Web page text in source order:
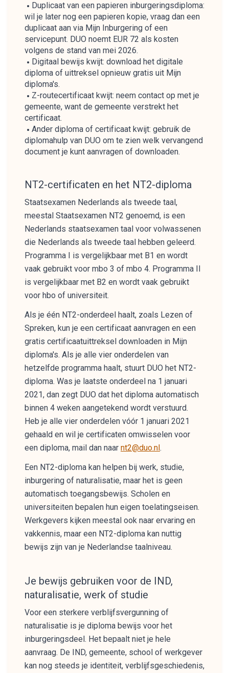
Duplicaat van een papieren inburgeringsdiploma:
wil je later nog een papieren kopie, vraag dan een
duplicaat aan via Mijn Inburgering of een
servicepunt. DUO noemt EUR 72 als kosten
volgens de stand van mei 2026.
Digitaal bewijs kwijt: download het digitale
diploma of uittreksel opnieuw gratis uit Mijn
diploma's.
Z-routecertificaat kwijt: neem contact op met je
gemeente, want de gemeente verstrekt het
certificaat.
Ander diploma of certificaat kwijt: gebruik de
diplomahulp van DUO om te zien welk vervangend
document je kunt aanvragen of downloaden.
NT2-certificaten en het NT2-diploma
Staatsexamen Nederlands als tweede taal,
meestal Staatsexamen NT2 genoemd, is een
Nederlands staatsexamen taal voor volwassenen
die Nederlands als tweede taal hebben geleerd.
Programma I is vergelijkbaar met B1 en wordt
vaak gebruikt voor mbo 3 of mbo 4. Programma II
is vergelijkbaar met B2 en wordt vaak gebruikt
voor hbo of universiteit.
Als je één NT2-onderdeel haalt, zoals Lezen of
Spreken, kun je een certificaat aanvragen en een
gratis certificaatuittreksel downloaden in Mijn
diploma's. Als je alle vier onderdelen van
hetzelfde programma haalt, stuurt DUO het NT2-
diploma. Was je laatste onderdeel na 1 januari
2021, dan zegt DUO dat het diploma automatisch
binnen 4 weken aangetekend wordt verstuurd.
Heb je alle vier onderdelen vóór 1 januari 2021
gehaald en wil je certificaten omwisselen voor
een diploma, mail dan naar nt2@duo.nl.
Een NT2-diploma kan helpen bij werk, studie,
inburgering of naturalisatie, maar het is geen
automatisch toegangsbewijs. Scholen en
universiteiten bepalen hun eigen toelatingseisen.
Werkgevers kijken meestal ook naar ervaring en
vakkennis, maar een NT2-diploma kan nuttig
bewijs zijn van je Nederlandse taalniveau.
Je bewijs gebruiken voor de IND,
naturalisatie, werk of studie
Voor een sterkere verblijfsvergunning of
naturalisatie is je diploma bewijs voor het
inburgeringsdeel. Het bepaalt niet je hele
aanvraag. De IND, gemeente, school of werkgever
kan nog steeds je identiteit, verblijfsgeschiedenis,